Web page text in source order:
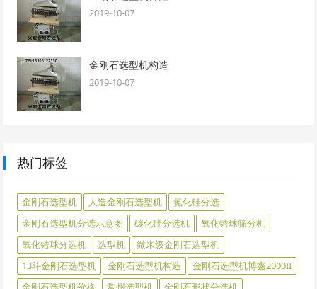
2019-10-07
金刚石选型机构造
2019-10-07
热门标签
金刚石选型机 人造金刚石选型机
氮化硅分选
金刚石选型机分选示意图
碳化硅分选机
氧化锆球筛分机
氧化锆球分选机
选型机
微米级金刚石选型机
13斗金刚石选型机
金刚石选型机构造
金刚石选型机博鑫2000II